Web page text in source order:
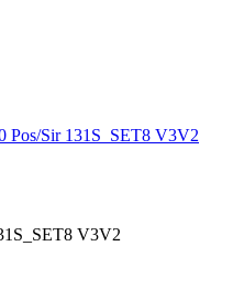
Pos/Sir 131S_SET8 V3V2
V3V2